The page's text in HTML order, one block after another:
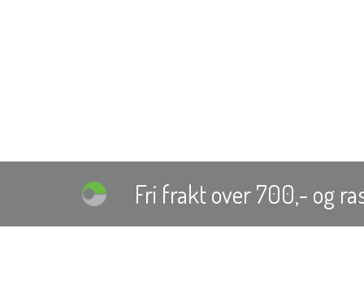
Fri frakt over 700,- og